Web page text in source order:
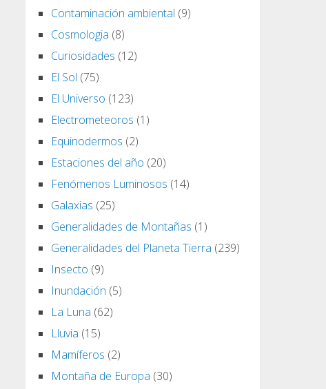
Contaminación ambiental (9)
Cosmologia (8)
Curiosidades (12)
El Sol (75)
El Universo (123)
Electrometeoros (1)
Equinodermos (2)
Estaciones del año (20)
Fenómenos Luminosos (14)
Galaxias (25)
Generalidades de Montañas (1)
Generalidades del Planeta Tierra (239)
Insecto (9)
Inundación (5)
La Luna (62)
Lluvia (15)
Mamíferos (2)
Montaña de Europa (30)